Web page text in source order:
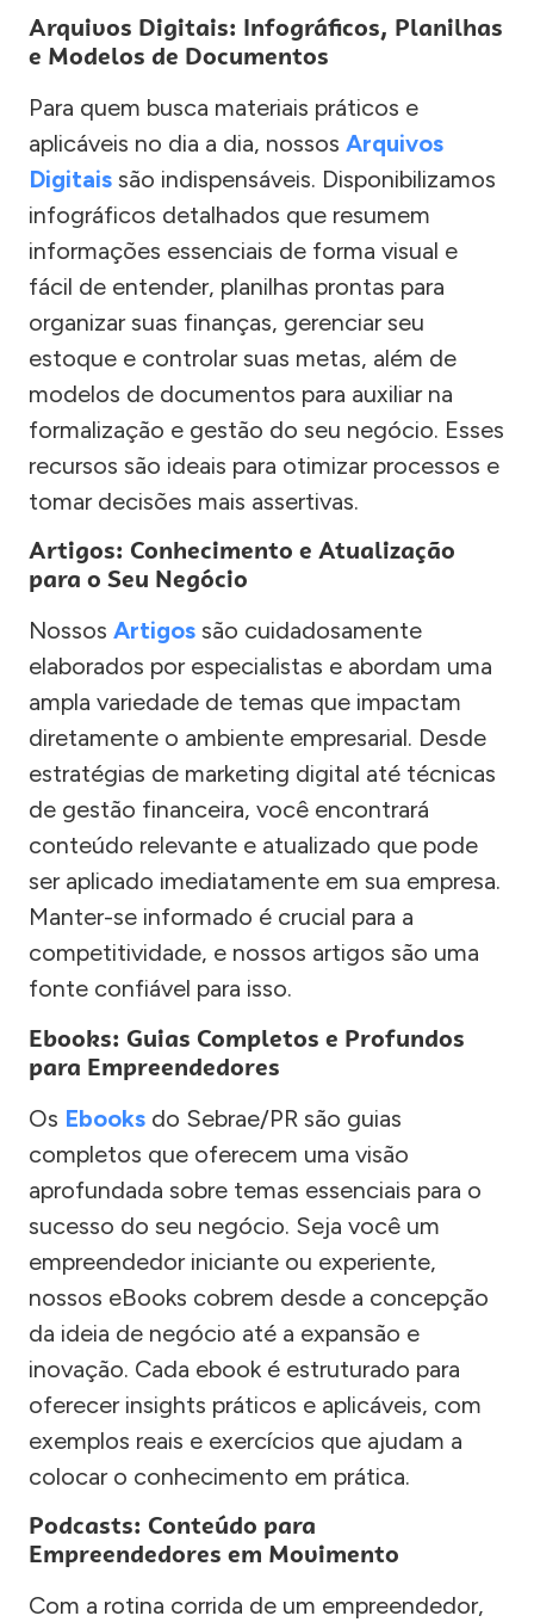
Arquivos Digitais: Infográficos, Planilhas
e Modelos de Documentos
Para quem busca materiais práticos e
aplicáveis no dia a dia, nossos Arquivos
Digitais são indispensáveis. Disponibilizamos
infográficos detalhados que resumem
informações essenciais de forma visual e
fácil de entender, planilhas prontas para
organizar suas finanças, gerenciar seu
estoque e controlar suas metas, além de
modelos de documentos para auxiliar na
formalização e gestão do seu negócio. Esses
recursos são ideais para otimizar processos e
tomar decisões mais assertivas.
Artigos: Conhecimento e Atualização
para o Seu Negócio
Nossos Artigos são cuidadosamente
elaborados por especialistas e abordam uma
ampla variedade de temas que impactam
diretamente o ambiente empresarial. Desde
estratégias de marketing digital até técnicas
de gestão financeira, você encontrará
conteúdo relevante e atualizado que pode
ser aplicado imediatamente em sua empresa.
Manter-se informado é crucial para a
competitividade, e nossos artigos são uma
fonte confiável para isso.
Ebooks: Guias Completos e Profundos
para Empreendedores
Os Ebooks do Sebrae/PR são guias
completos que oferecem uma visão
aprofundada sobre temas essenciais para o
sucesso do seu negócio. Seja você um
empreendedor iniciante ou experiente,
nossos eBooks cobrem desde a concepção
da ideia de negócio até a expansão e
inovação. Cada ebook é estruturado para
oferecer insights práticos e aplicáveis, com
exemplos reais e exercícios que ajudam a
colocar o conhecimento em prática.
Podcasts: Conteúdo para
Empreendedores em Movimento
Com a rotina corrida de um empreendedor,